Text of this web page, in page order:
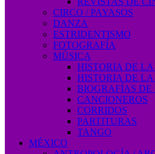
CIRCO / PAYASOS
DANZA
ESTRIDENTISMO
FOTOGRAFÍA
MÚSICA
HISTORIA DE
HISTORIA DE
BIOGRAFÍAS DE
CANCIONEROS
CORRIDOS
PARTITURAS
TANGO
MÉXICO